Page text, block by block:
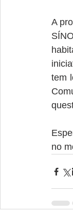
A
tem
no